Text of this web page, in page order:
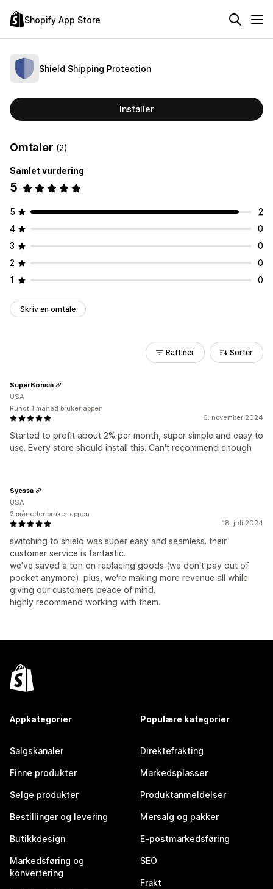
Shopify App Store
Shield Shipping Protection
Installer
Omtaler (2)
Samlet vurdering
5
5
2
4
0
3
0
2
0
1
0
Skriv en omtale
Raffiner Sorter
6. november 2024
Started to profit about 2% per month, super simple and easy to
use. Every store should install this. Can't recommend enough
SuperBonsai
USA
Rundt 1 måned bruker appen
18. juli 2024
switching to shield was super easy and seamless. their
customer service is fantastic.
we've saved a ton on replacing goods (we don't pay out of
pocket anymore). plus, we're making more revenue all while
giving our customers peace of mind.
highly recommend working with them.
Syessa
USA
2 måneder bruker appen
Appkategorier
Salgskanaler
Finne produkter
Selge produkter
Bestillinger og levering
Butikkdesign
Markedsføring og
konvertering
Populære kategorier
Direktefrakting
Markedsplasser
Produktanmeldelser
Mersalg og pakker
E-postmarkedsføring
SEO
Frakt